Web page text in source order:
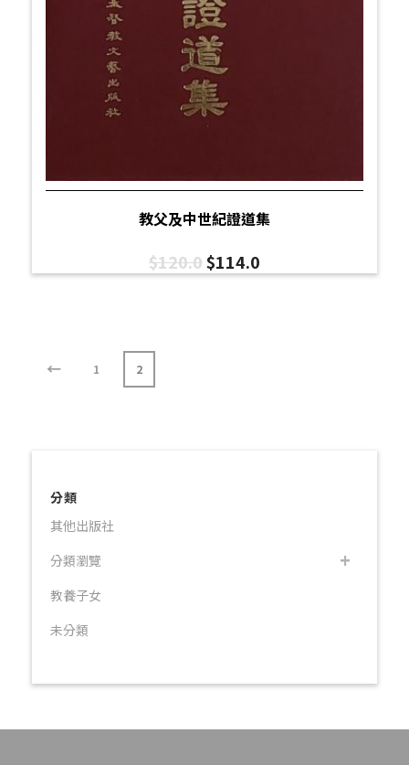
教父及中世紀證道集
$120.0$114.0
← 1 2
分類
其他出版社
分類瀏覽
教養子女
未分類